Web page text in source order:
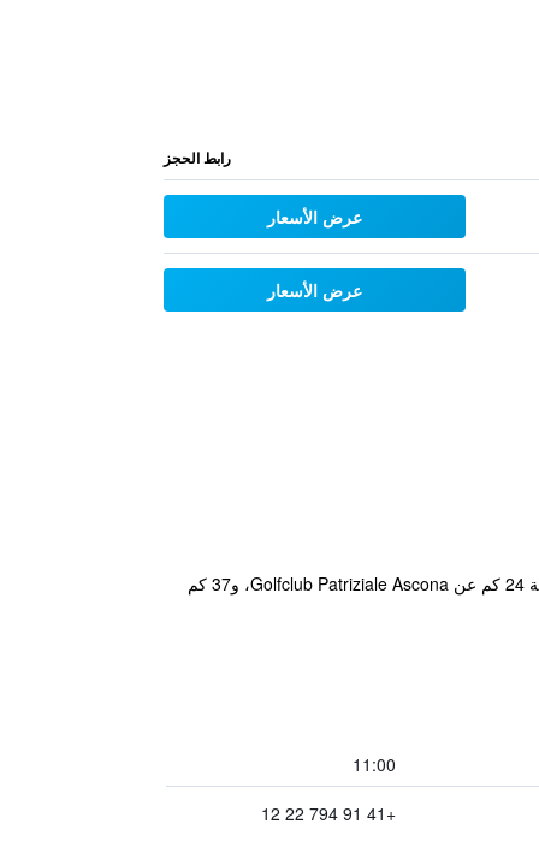
رابط الحجز
عرض الأسعار
عرض الأسعار
يقع مكان إقامة "Albergo Ristorante Al Portico" في Gerra، ويتميز بحديقة وتراس ومطعم وبار. يبعد مكان الإقامة مسافة 24 كم عن Golfclub Patriziale Ascona، و37 كم
11:00
+41 91 794 22 12